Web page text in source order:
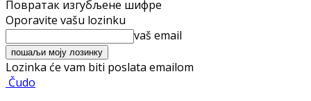
Повратак изгубљене шифре
Oporavite vašu lozinku
vaš email
Lozinka će vam biti poslata emailom
Čudo